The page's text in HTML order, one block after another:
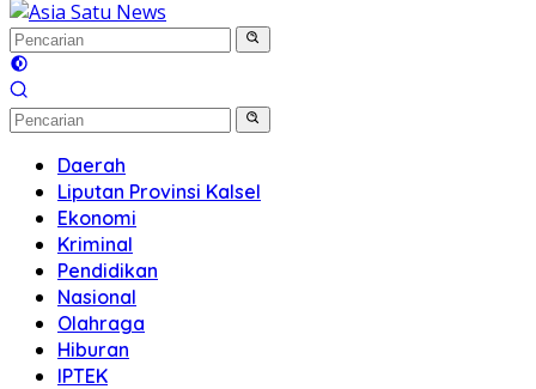
Daerah
Liputan Provinsi Kalsel
Ekonomi
Kriminal
Pendidikan
Nasional
Olahraga
Hiburan
IPTEK